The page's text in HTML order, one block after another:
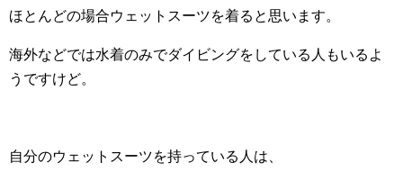
ほとんどの場合ウェットスーツを着ると思います。
海外などでは水着のみでダイビングをしている人もいるよ
うですけど。
自分のウェットスーツを持っている人は、